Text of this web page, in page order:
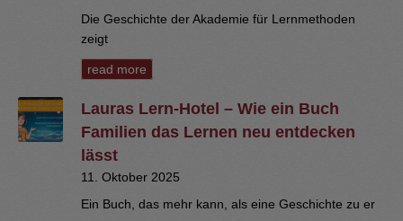
Die Geschichte der Akademie für Lernmethoden
zeigt
read more
Lauras Lern-Hotel – Wie ein Buch
Familien das Lernen neu entdecken
lässt
11. Oktober 2025
Ein Buch, das mehr kann, als eine Geschichte zu er